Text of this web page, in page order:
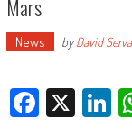
Mars
News byDavid
X